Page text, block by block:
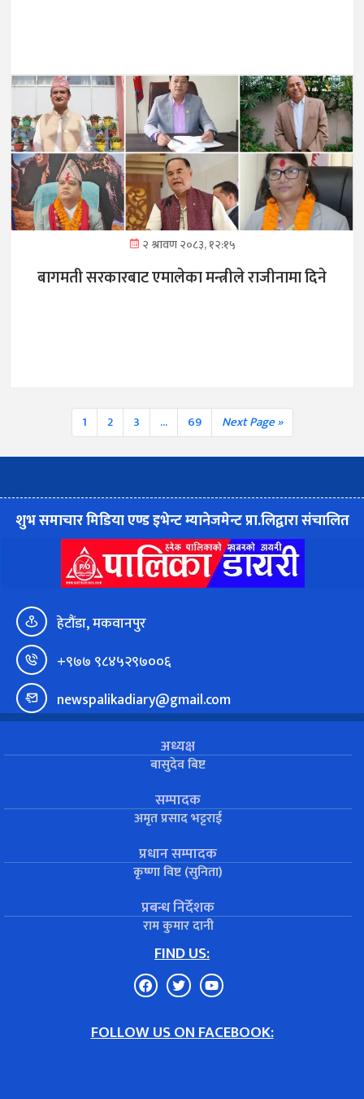
२ श्रावण २०८३, १२:१५
बागमती सरकारबाट एमालेका मन्त्रीले राजीनामा दिने
1 2 3 ... 69 Next Page »
शुभ समाचार मिडिया एण्ड इभेन्ट म्यानेजमेन्ट प्रा.लिद्वारा संचालित
हेटौंडा, मकवानपुर
+९७७ ९८४५२९७००६
newspalikadiary@gmail.com
अध्यक्ष
बासुदेव बिष्ट
सम्पादक
अमृत प्रसाद भट्टराई
प्रधान सम्पादक
कृष्णा विष्ट (सुनिता)
प्रबन्ध निर्देशक
राम कुमार दानी
FIND US:
FOLLOW US ON FACEBOOK: